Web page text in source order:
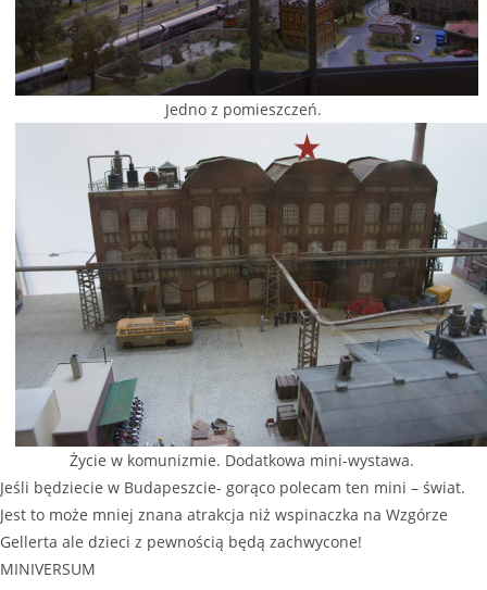
Jedno z pomieszczeń.
Życie w komunizmie. Dodatkowa mini-wystawa.
Jeśli będziecie w Budapeszcie- gorąco polecam ten mini – świat.
Jest to może mniej znana atrakcja niż wspinaczka na Wzgórze
Gellerta ale dzieci z pewnością będą zachwycone!
MINIVERSUM